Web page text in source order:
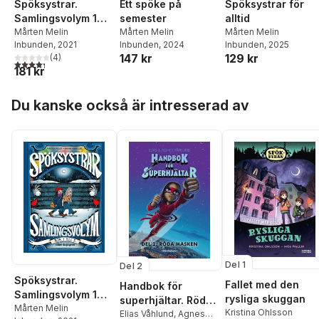
Jäderlund,Erik Axel
Karlfeldt,Thekla Knös
Israel Kolmodin
Lagerkvist ,Anna Maria
Lenngren,Mecka Lind
Barbro Lindgren
Lundström ,Harry
Martinsson,Mårten
Rydstedt,Gunnar
Mascoll Silfverstolpe
Ingrid Sjöstrand,August
Strindberg,Edith
Södergran,Zacharias
Topelius,Tomas
Tranströmer,Siv
Widerberg,Claes
Bäckström,Maria Wine
Carl David af Wirsén,
Sonja Åkesson
Öijer,Anders Österling
Spöksystrar.
Samlingsvolym 1
(Bok 1 till 5)
Mårten Melin
Inbunden, 2021
4,3utav 5 stjärnor. Totalt antal röster:
(4)
181 kr
Ett spöke på
semester
Mårten Melin
Inbunden, 2024
147 kr
Spöksystrar för
alltid
Mårten Melin
Inbunden, 2025
129 kr
Du kanske också är intresserad av
Spöksystrar.
Samlingsvolym 1
(Bok 1 till 5)
Mårten Melin
Del 2
Handbok för
superhjältar. Röda
masken
Elias Våhlund, Agnes
Del 1
Fallet med den
rysliga skuggan
Kristina Ohlsson